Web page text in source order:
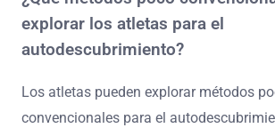
explorar los atletas para el
autodescubrimiento?
Los atletas pueden explorar métodos
convencionales para el